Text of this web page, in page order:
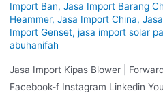
Import Ban, Jasa Import Barang
Heammer, Jasa Import China,
Import Genset, jasa import solar
abuhanifah
Jasa Import Kipas Blower |
Facebook-f Instagram Linkedin